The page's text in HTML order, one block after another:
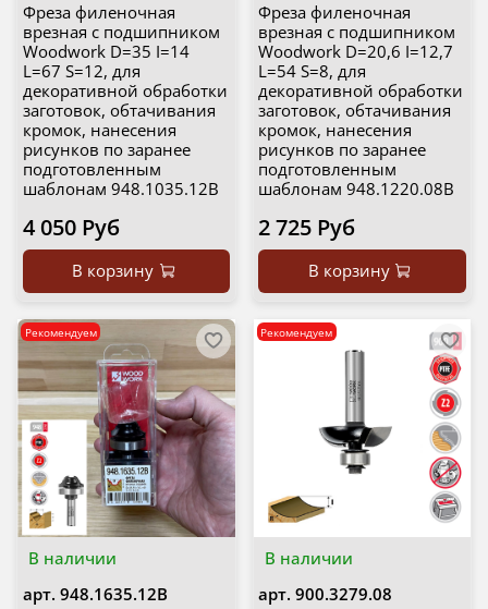
Фреза филеночная
врезная c подшипником
Woodwork D=35 I=14
L=67 S=12, для
декоративной обработки
заготовок, обтачивания
кромок, нанесения
рисунков по заранее
подготовленным
шаблонам 948.1035.12B
4 050 Руб
В корзину
Фреза филеночная
врезная c подшипником
Woodwork D=20,6 I=12,7
L=54 S=8, для
декоративной обработки
заготовок, обтачивания
кромок, нанесения
рисунков по заранее
подготовленным
шаблонам 948.1220.08B
2 725 Руб
В корзину
В наличии
Рекомендуем
арт. 948.1635.12B
В наличии
Рекомендуем
арт. 900.3279.08